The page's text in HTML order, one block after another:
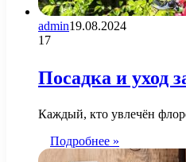
admin19.08.2024
17
Посадка и уход
Каждый, кто увлечён
Подробнее »